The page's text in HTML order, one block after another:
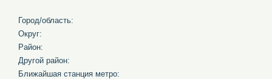
Город/область:
Округ:
Район:
Другой район:
Ближайшая станция метро: